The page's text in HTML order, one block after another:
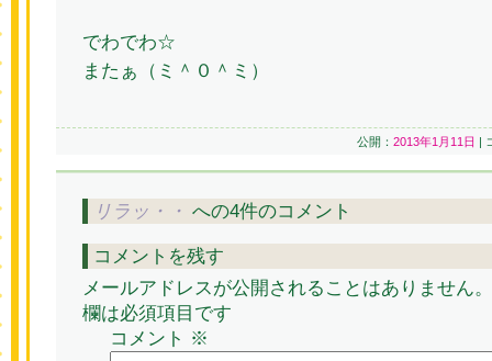
でわでわ☆
またぁ（ミ＾０＾ミ）
公開： 2013年1月11日 |
リラッ・・ への4件のコメント
コメントを残す
メールアドレスが公開されることはありません。
欄は必須項目です
コメント ※